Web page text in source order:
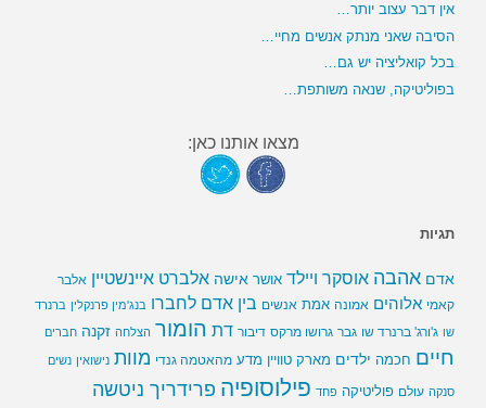
אין דבר עצוב יותר…
הסיבה שאני מנתק אנשים מחיי…
בכל קואליציה יש גם…
בפוליטיקה, שנאה משותפת…
מצאו אותנו כאן:
תגיות
אדם אהבה אוסקר ויילד אושר אישה אלברט איינשטיין אלבר
קאמי אלוהים אמונה אמת אנשים בין אדם לחברו בנג'מין פרנקלין ברנרד
שו ג'ורג' ברנרד שו גבר גרושו מרקס דיבור דת הומור הצלחה זקנה חברים
חיים חכמה ילדים מארק טוויין מדע מהאטמה גנדי מוות נישואין נשים
סנקה עולם פוליטיקה פחד פילוסופיה פרידריך ניטשה